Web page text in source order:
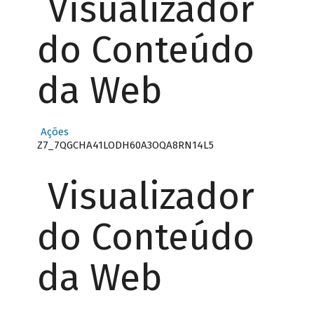
Visualizador
do Conteúdo
da Web
Ações
Z7_7QGCHA41LODH60A3OQA8RN14L5
Visualizador
do Conteúdo
da Web